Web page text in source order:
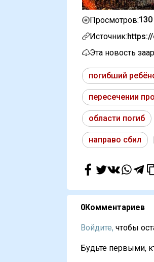
Просмотров:130
Источник:
Эта новость
погибший
пересечении
области погиб
направо сбил
0Комментариев
Войдите, чтобы
Будьте первыми,